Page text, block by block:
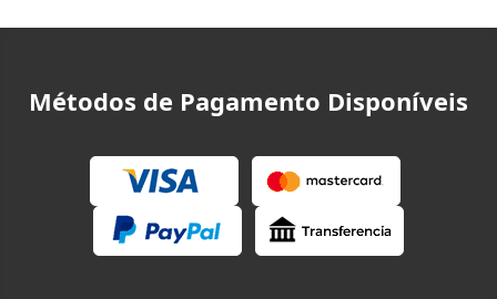
Métodos de Pagamento Disponíveis